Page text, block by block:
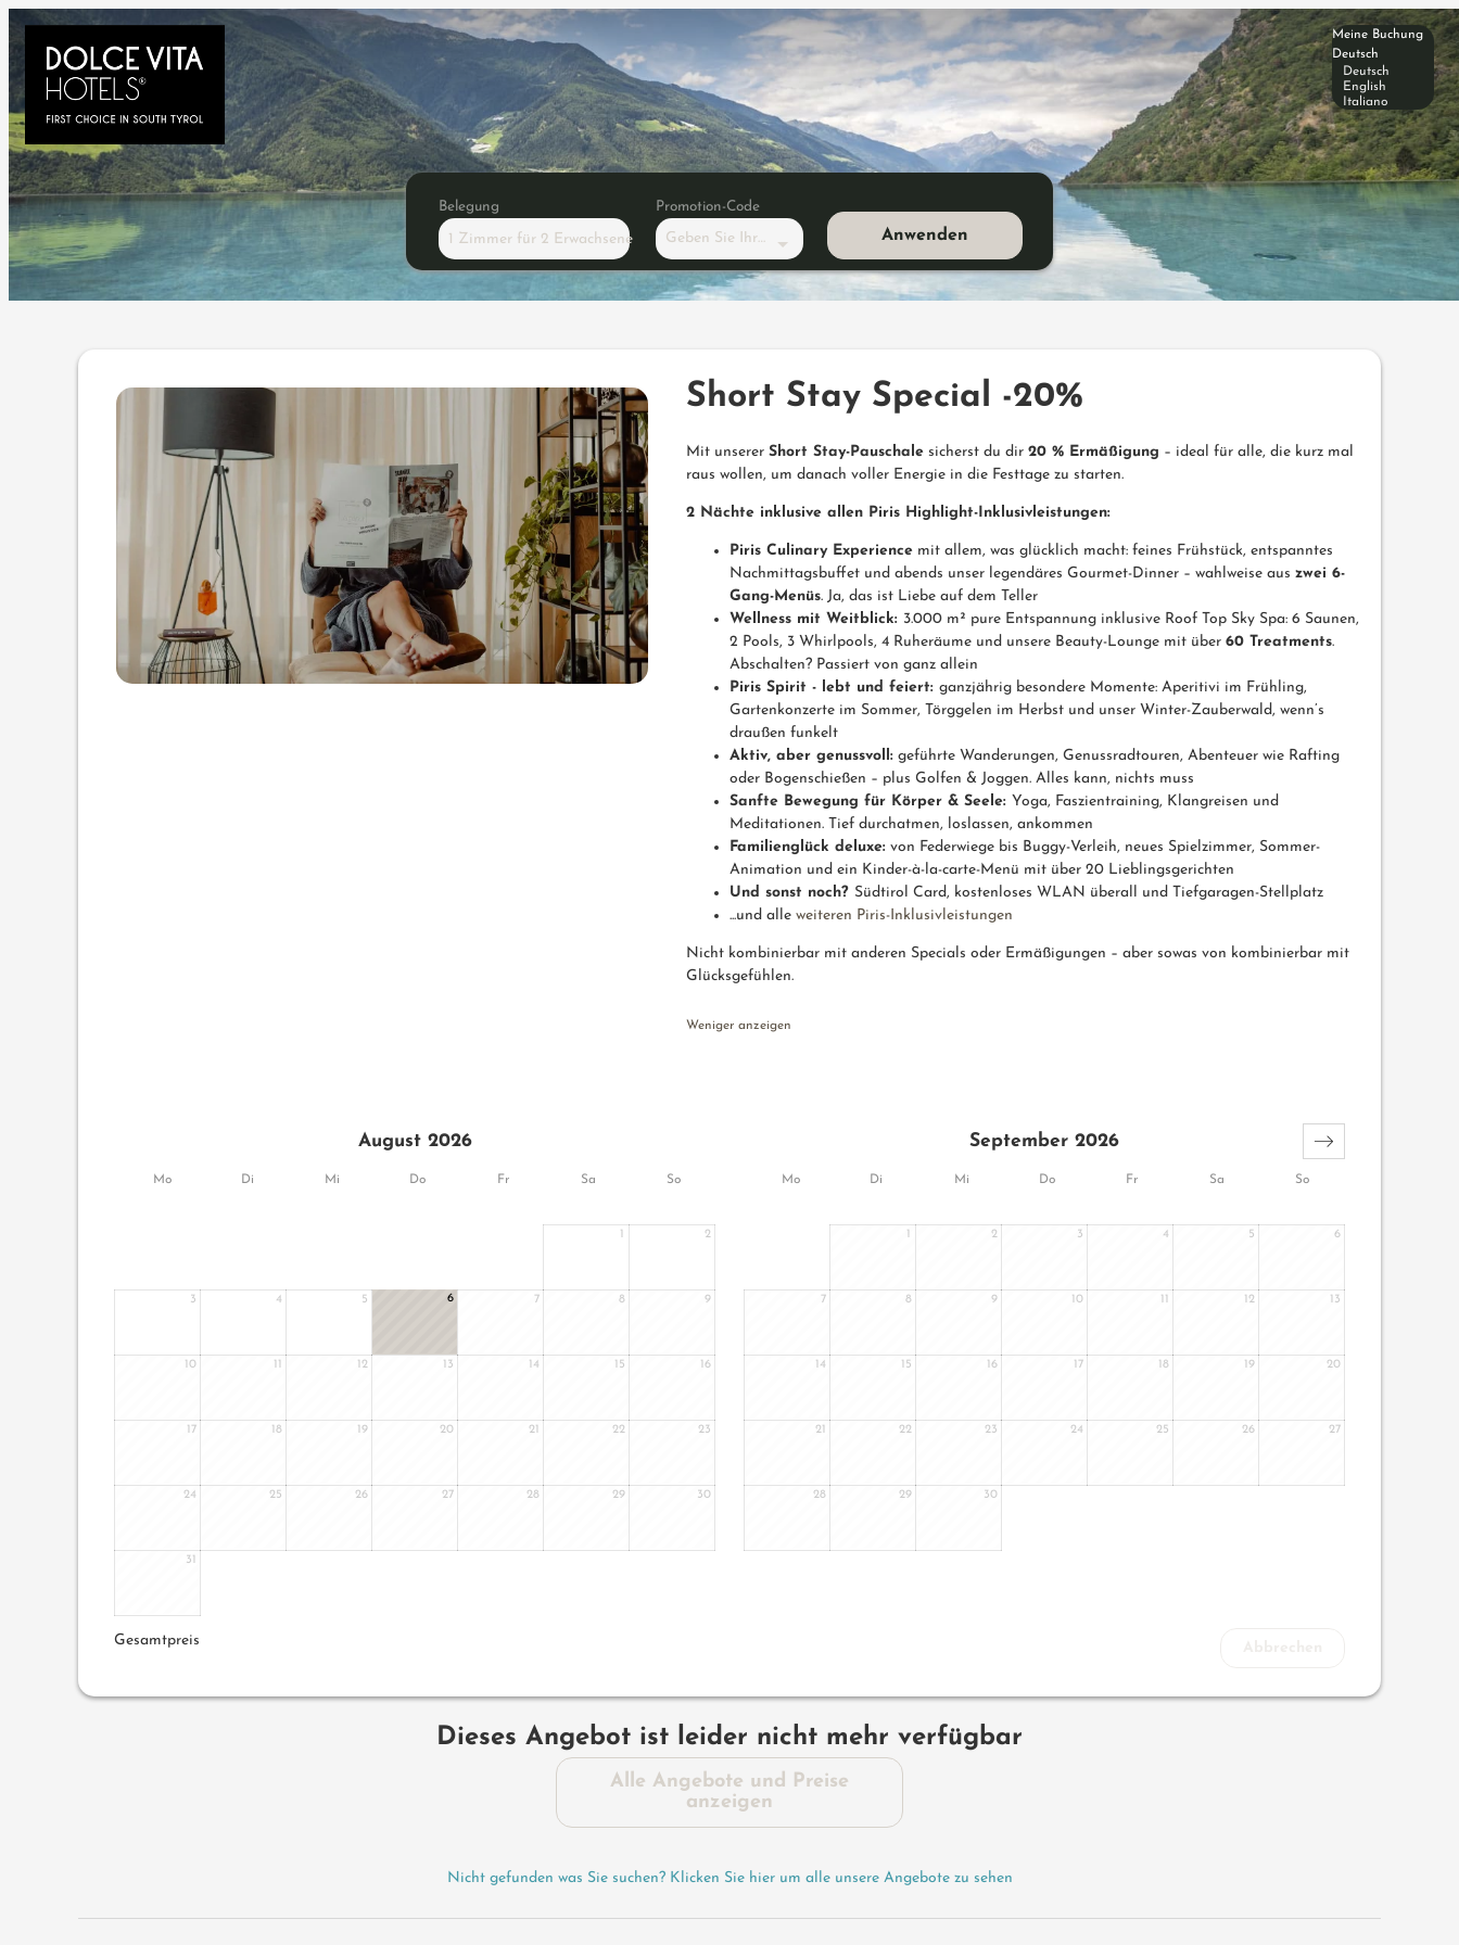
Belegung
1 Zimmer für 2 Erwachsene
Promotion-Code
Geben Sie Ihren Code ein Anwenden
Meine Buchung
Deutsch
Deutsch
English
Italiano
Angebotsdetails für Short Stay Special -20%
Short Stay Special -20%
Mit unserer Short Stay-Pauschale sicherst du dir 20 % Ermäßigung – ideal für alle, die kurz mal
raus wollen, um danach voller Energie in die Festtage zu starten.
2 Nächte inklusive allen Piris Highlight-Inklusivleistungen:
Piris Culinary Experience mit allem, was glücklich macht: feines Frühstück, entspanntes
Nachmittagsbuffet und abends unser legendäres Gourmet-Dinner – wahlweise aus zwei 6-
Gang-Menüs. Ja, das ist Liebe auf dem Teller
Wellness mit Weitblick: 3.000 m² pure Entspannung inklusive Roof Top Sky Spa: 6 Saunen,
2 Pools, 3 Whirlpools, 4 Ruheräume und unsere Beauty-Lounge mit über 60 Treatments.
Abschalten? Passiert von ganz allein
Piris Spirit - lebt und feiert: ganzjährig besondere Momente: Aperitivi im Frühling,
Gartenkonzerte im Sommer, Törggelen im Herbst und unser Winter-Zauberwald, wenn’s
draußen funkelt
Aktiv, aber genussvoll: geführte Wanderungen, Genussradtouren, Abenteuer wie Rafting
oder Bogenschießen – plus Golfen & Joggen. Alles kann, nichts muss
Sanfte Bewegung für Körper & Seele: Yoga, Faszientraining, Klangreisen und
Meditationen. Tief durchatmen, loslassen, ankommen
Familienglück deluxe: von Federwiege bis Buggy-Verleih, neues Spielzimmer, Sommer-
Animation und ein Kinder-à-la-carte-Menü mit über 20 Lieblingsgerichten
Und sonst noch? Südtirol Card, kostenloses WLAN überall und Tiefgaragen-Stellplatz
...und alle weiteren Piris-Inklusivleistungen
Nicht kombinierbar mit anderen Specials oder Ermäßigungen – aber sowas von kombinierbar mit
Glücksgefühlen.
Weniger anzeigen
Mo Di Mi Do Fr Sa So Mo Di Mi Do Fr Sa So
August 2026
2
3 4 5 6 7 8 9
10 12 13 14 15 16
17 18 19 20 21 22 23
24 25 26 27 28 29 30
31
September 2026
2 3 4 5 6
7 8 9 10 12 13
14 15 16 17 18 19 20
21 22 23 24 25 26 27
28 29 30
Gesamtpreis
Dieses Angebot ist leider nicht mehr verfügbar
Alle Angebote und Preise
anzeigen
Nicht gefunden was Sie suchen? Klicken Sie hier um alle unsere Angebote zu sehen